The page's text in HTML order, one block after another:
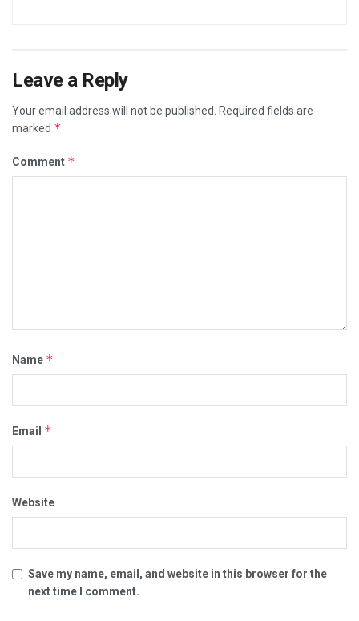
Leave a Reply
Your email address will not be published.
Required fields are
marked *
Comment *
Name *
Email *
Website
Save my name, email, and website in this browser for the
next time I comment.